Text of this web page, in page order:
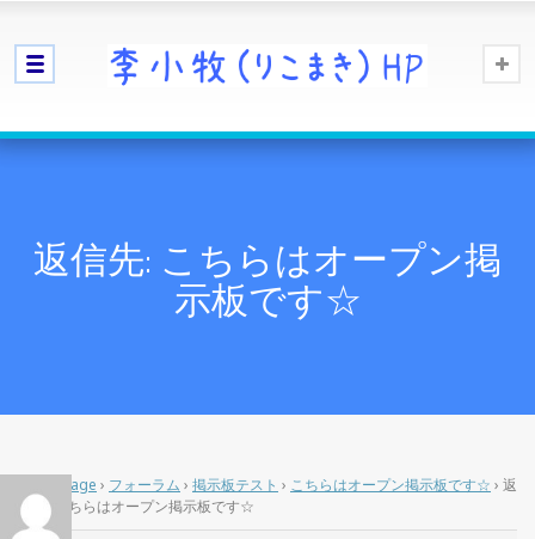
返信先: こちらはオープン掲
示板です☆
Home Page › フォーラム › 掲示板テスト › こちらはオープン掲示板です☆ › 返
信先: こちらはオープン掲示板です☆